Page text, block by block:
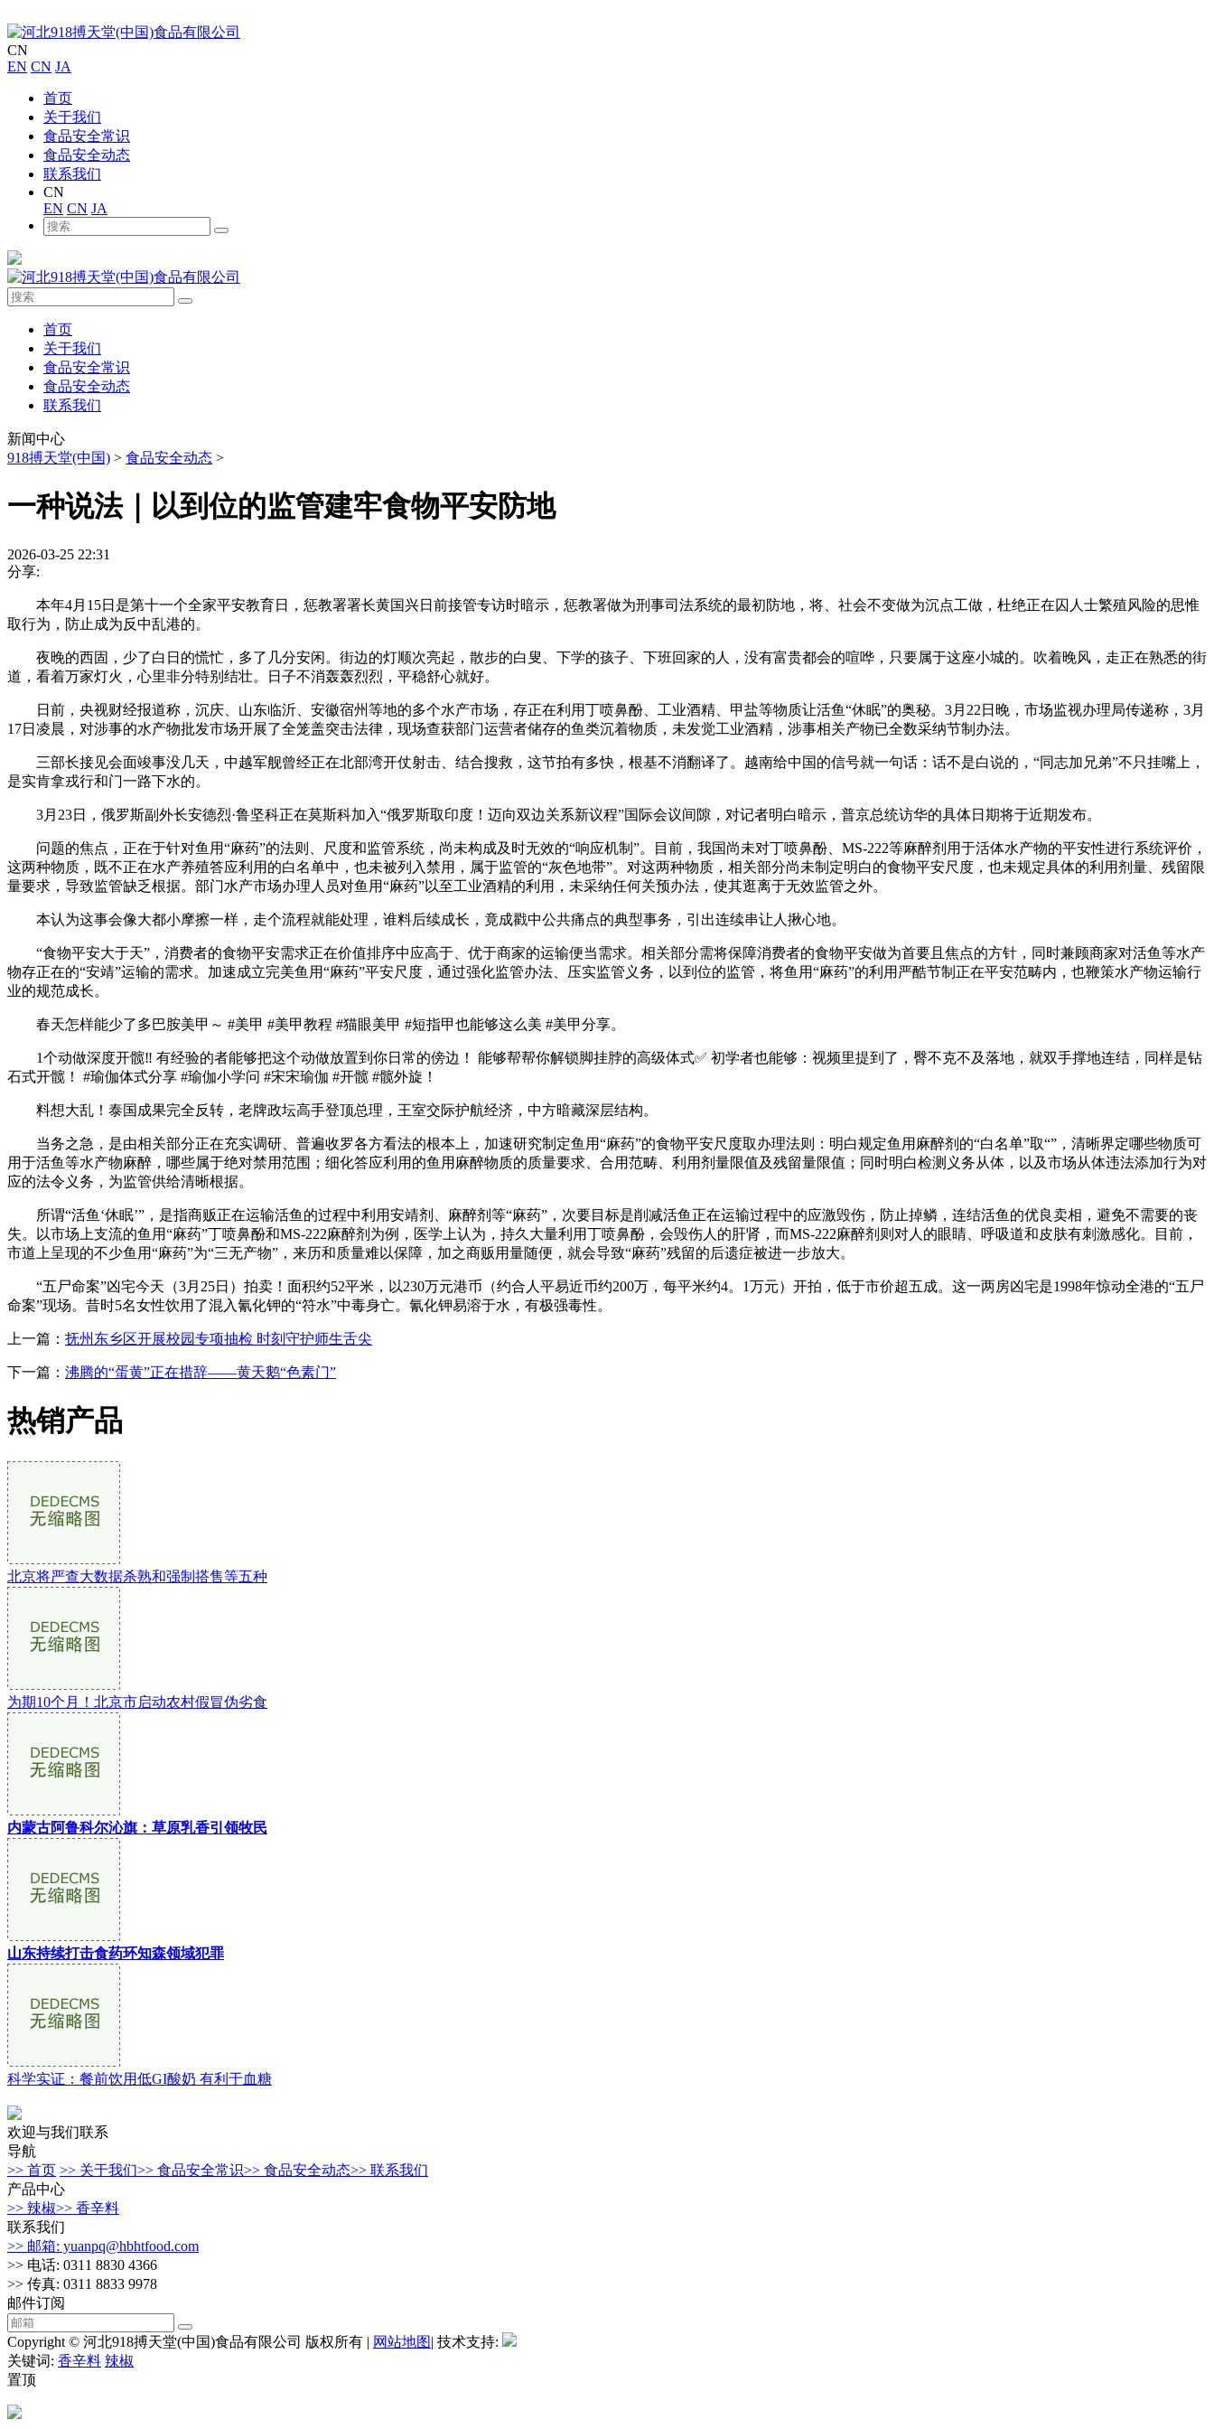
CN
EN CN JA
首页
关于我们
食品安全常识
食品安全动态
联系我们
CN
EN CN JA
首页
关于我们
食品安全常识
食品安全动态
联系我们
新闻中心
918搏天堂(中国) > 食品安全动态 >
一种说法｜以到位的监管建牢食物平安防地
2026-03-25 22:31
分享:
本年4月15日是第十一个全家平安教育日，惩教署署长黄国兴日前接管专访时暗示，惩教署做为刑事司法系统的最初防地，将、社会不变做为沉点工做，杜绝正在囚人士繁殖风险的思惟
取行为，防止成为反中乱港的。
夜晚的西固，少了白日的慌忙，多了几分安闲。街边的灯顺次亮起，散步的白叟、下学的孩子、下班回家的人，没有富贵都会的喧哗，只要属于这座小城的。吹着晚风，走正在熟悉的街
道，看着万家灯火，心里非分特别结壮。日子不消轰轰烈烈，平稳舒心就好。
日前，央视财经报道称，沉庆、山东临沂、安徽宿州等地的多个水产市场，存正在利用丁喷鼻酚、工业酒精、甲盐等物质让活鱼“休眠”的奥秘。3月22日晚，市场监视办理局传递称，3月
17日凌晨，对涉事的水产物批发市场开展了全笼盖突击法律，现场查获部门运营者储存的鱼类沉着物质，未发觉工业酒精，涉事相关产物已全数采纳节制办法。
三部长接见会面竣事没几天，中越军舰曾经正在北部湾开仗射击、结合搜救，这节拍有多快，根基不消翻译了。越南给中国的信号就一句话：话不是白说的，“同志加兄弟”不只挂嘴上，
是实肯拿戎行和门一路下水的。
3月23日，俄罗斯副外长安德烈·鲁坚科正在莫斯科加入“俄罗斯取印度！迈向双边关系新议程”国际会议间隙，对记者明白暗示，普京总统访华的具体日期将于近期发布。
问题的焦点，正在于针对鱼用“麻药”的法则、尺度和监管系统，尚未构成及时无效的“响应机制”。目前，我国尚未对丁喷鼻酚、MS-222等麻醉剂用于活体水产物的平安性进行系统评价，
这两种物质，既不正在水产养殖答应利用的白名单中，也未被列入禁用，属于监管的“灰色地带”。对这两种物质，相关部分尚未制定明白的食物平安尺度，也未规定具体的利用剂量、残留限
量要求，导致监管缺乏根据。部门水产市场办理人员对鱼用“麻药”以至工业酒精的利用，未采纳任何关预办法，使其逛离于无效监管之外。
本认为这事会像大都小摩擦一样，走个流程就能处理，谁料后续成长，竟成戳中公共痛点的典型事务，引出连续串让人揪心地。
“食物平安大于天”，消费者的食物平安需求正在价值排序中应高于、优于商家的运输便当需求。相关部分需将保障消费者的食物平安做为首要且焦点的方针，同时兼顾商家对活鱼等水产
物存正在的“安靖”运输的需求。加速成立完美鱼用“麻药”平安尺度，通过强化监管办法、压实监管义务，以到位的监管，将鱼用“麻药”的利用严酷节制正在平安范畴内，也鞭策水产物运输行
业的规范成长。
春天怎样能少了多巴胺美甲～ #美甲 #美甲教程 #猫眼美甲 #短指甲也能够这么美 #美甲分享。
1个动做深度开髋‼️ 有经验的者能够把这个动做放置到你日常的傍边！ 能够帮帮你解锁脚挂脖的高级体式✅ 初学者也能够：视频里提到了，臀不克不及落地，就双手撑地连结，同样是钻
石式开髋！ #瑜伽体式分享 #瑜伽小学问 #宋宋瑜伽 #开髋 #髋外旋！
料想大乱！泰国成果完全反转，老牌政坛高手登顶总理，王室交际护航经济，中方暗藏深层结构。
当务之急，是由相关部分正在充实调研、普遍收罗各方看法的根本上，加速研究制定鱼用“麻药”的食物平安尺度取办理法则：明白规定鱼用麻醉剂的“白名单”取“”，清晰界定哪些物质可
用于活鱼等水产物麻醉，哪些属于绝对禁用范围；细化答应利用的鱼用麻醉物质的质量要求、合用范畴、利用剂量限值及残留量限值；同时明白检测义务从体，以及市场从体违法添加行为对
应的法令义务，为监管供给清晰根据。
所谓“活鱼‘休眠’”，是指商贩正在运输活鱼的过程中利用安靖剂、麻醉剂等“麻药”，次要目标是削减活鱼正在运输过程中的应激毁伤，防止掉鳞，连结活鱼的优良卖相，避免不需要的丧
失。以市场上支流的鱼用“麻药”丁喷鼻酚和MS-222麻醉剂为例，医学上认为，持久大量利用丁喷鼻酚，会毁伤人的肝肾，而MS-222麻醉剂则对人的眼睛、呼吸道和皮肤有刺激感化。目前，
市道上呈现的不少鱼用“麻药”为“三无产物”，来历和质量难以保障，加之商贩用量随便，就会导致“麻药”残留的后遗症被进一步放大。
“五尸命案”凶宅今天（3月25日）拍卖！面积约52平米，以230万元港币（约合人平易近币约200万，每平米约4。1万元）开拍，低于市价超五成。这一两房凶宅是1998年惊动全港的“五尸
命案”现场。昔时5名女性饮用了混入氰化钾的“符水”中毒身亡。氰化钾易溶于水，有极强毒性。
上一篇： 抚州东乡区开展校园专项抽检 时刻守护师生舌尖
下一篇： 沸腾的“蛋黄”正在措辞——黄天鹅“色素门”
热销产品
北京将严查大数据杀熟和强制搭售等五种
为期10个月！北京市启动农村假冒伪劣食
内蒙古阿鲁科尔沁旗：草原乳香引领牧民
山东持续打击食药环知森领域犯罪
科学实证：餐前饮用低GI酸奶 有利于血糖
欢迎与我们联系
导航
>> 首页 >> 关于我们>> 食品安全常识>> 食品安全动态>> 联系我们
产品中心
>> 辣椒>> 香辛料
联系我们
>> 邮箱: yuanpq@hbhtfood.com
>> 电话: 0311 8830 4366
>> 传真: 0311 8833 9978
邮件订阅
Copyright © 河北918搏天堂(中国)食品有限公司 版权所有 | 网站地图| 技术支持:
关键词: 香辛料 辣椒
置顶